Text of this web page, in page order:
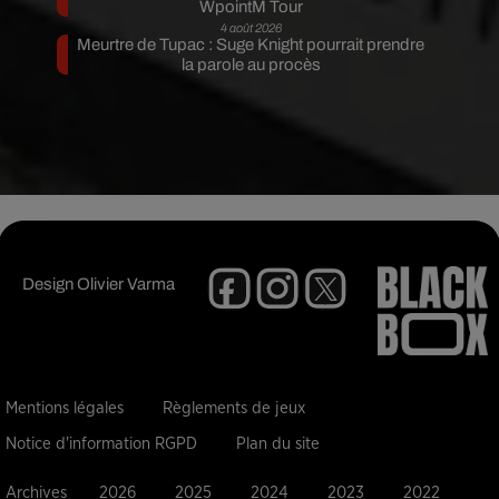
WpointM Tour
4 août 2026
Meurtre de Tupac : Suge Knight pourrait prendre
la parole au procès
DesignOlivier Varma
Mentions légales Règlements de jeux
Notice d'information RGPD Plan du site
Archives 2026 2025 2024 2023 2022